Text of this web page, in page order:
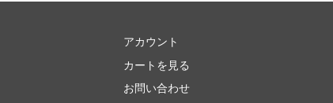
アカウント
カートを見る
お問い合わせ